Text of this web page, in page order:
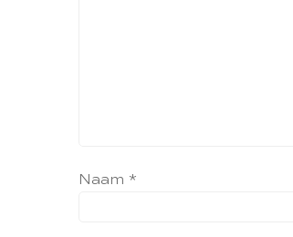
Naam *